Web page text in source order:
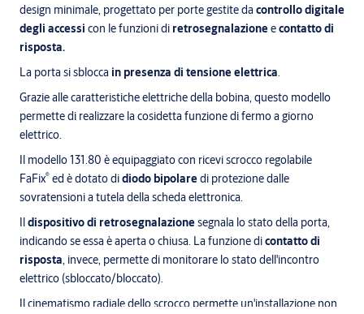
design minimale, progettato per porte gestite dacontrollo digitale
degli accessi con le funzioni di retrosegnalazioneecontatto di
risposta.
La porta si sblocca in presenza di tensione elettrica.
Grazie alle caratteristiche elettriche della bobina, questo modello
permette di realizzare la cosidetta funzione di fermo a giorno
elettrico.
Il modello 131.80 è equipaggiato con ricevi scrocco regolabile
FaFix® ed è dotato didiodo bipolaredi protezione dalle
sovratensioni a tutela della scheda elettronica.
dispositivo di retrosegnalazionesegnala lo stato della porta,
indicando se essa è aperta o chiusa. La funzione dicontatto di
risposta, invece, permette di monitorare lo stato dell'incontro
elettrico (sbloccato/bloccato).
Il cinematismo radiale dello scrocco permette un'installazione non